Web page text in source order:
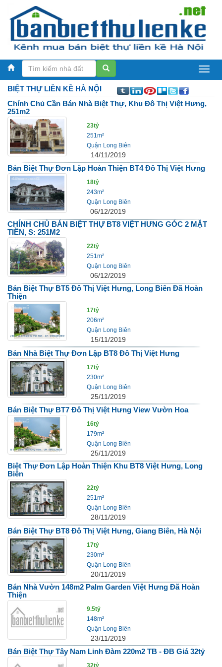
Biệt
liền
Nội
BIỆT THỰ LIỀN KỀ HÀ NỘI
Chính Chủ Cần Bán Nhà Biệt Thự, Khu Đô Thị Việt Hưng,
251m2
23tỷ
251m²
Quận Long Biên
14/11/2019
Bán Biệt Thự Đơn Lập Hoàn Thiện BT4 Đô Thị Việt Hưng
18tỷ
243m²
Quận Long Biên
06/12/2019
CHÍNH CHỦ BÁN BIỆT THỰ BT8 VIỆT HƯNG GÓC 2 MẶT
TIỀN, S: 251M2
22tỷ
251m²
Quận Long Biên
06/12/2019
Bán Biệt Thự BT5 Đô Thị Việt Hưng, Long Biên Đã Hoàn
Thiện
17tỷ
206m²
Quận Long Biên
15/11/2019
Bán Nhà Biệt Thự Đơn Lập BT8 Đô Thị Việt Hưng
17tỷ
230m²
Quận Long Biên
25/11/2019
Bán Biệt Thự BT7 Đô Thị Việt Hưng View Vườn Hoa
16tỷ
179m²
Quận Long Biên
25/11/2019
Biệt Thự Đơn Lập Hoàn Thiện Khu BT8 Việt Hưng, Long
Biên
22tỷ
251m²
Quận Long Biên
28/11/2019
Bán Biệt Thự BT8 Đô Thị Việt Hưng, Giang Biên, Hà Nội
17tỷ
230m²
Quận Long Biên
20/11/2019
Bán Nhà Vườn 148m2 Palm Garden Việt Hưng Đã Hoàn
Thiện
9.5tỷ
148m²
Quận Long Biên
23/11/2019
Bán Biệt Thự Tây Nam Linh Đàm 220m2 TB - ĐB Giá 32tỷ